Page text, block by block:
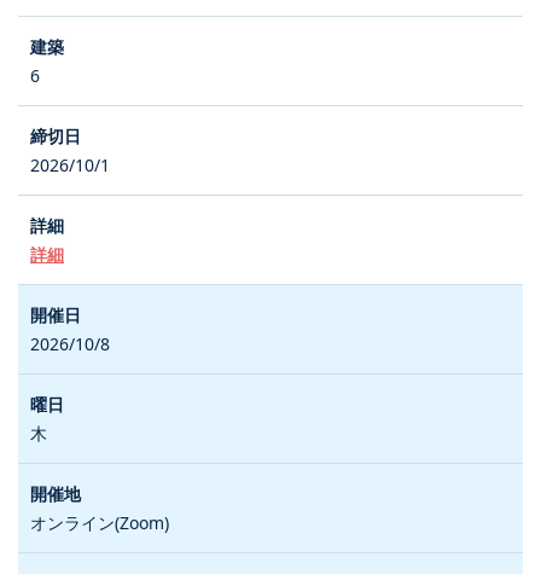
6
2026/10/1
詳細
2026/10/8
木
オンライン(Zoom)